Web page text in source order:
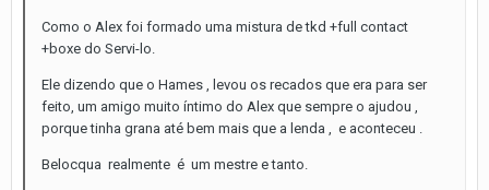
Como o Alex foi formado uma mistura de tkd +full contact
+boxe do Servi-lo.
Ele dizendo que o Hames , levou os recados que era para ser
feito, um amigo muito íntimo do Alex que sempre o ajudou ,
porque tinha grana até bem mais que a lenda , e aconteceu .
Belocqua realmente é um mestre e tanto.